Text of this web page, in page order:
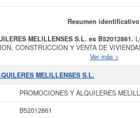
Resumen
MELILLENSES S.L. es B52012861.
CONSTRUCCION Y VENTA DE
COMPRA, VENTA,
16/02/2005. Se clasifica en el CNAE
MELILLENSES S.L.
2022. Para saber a qué tipo de
en el BORME y en el Registro Mercantil
Ver más >
MELILLENSES S.L.
PROMOCIONES Y ALQUILERES
B52012861